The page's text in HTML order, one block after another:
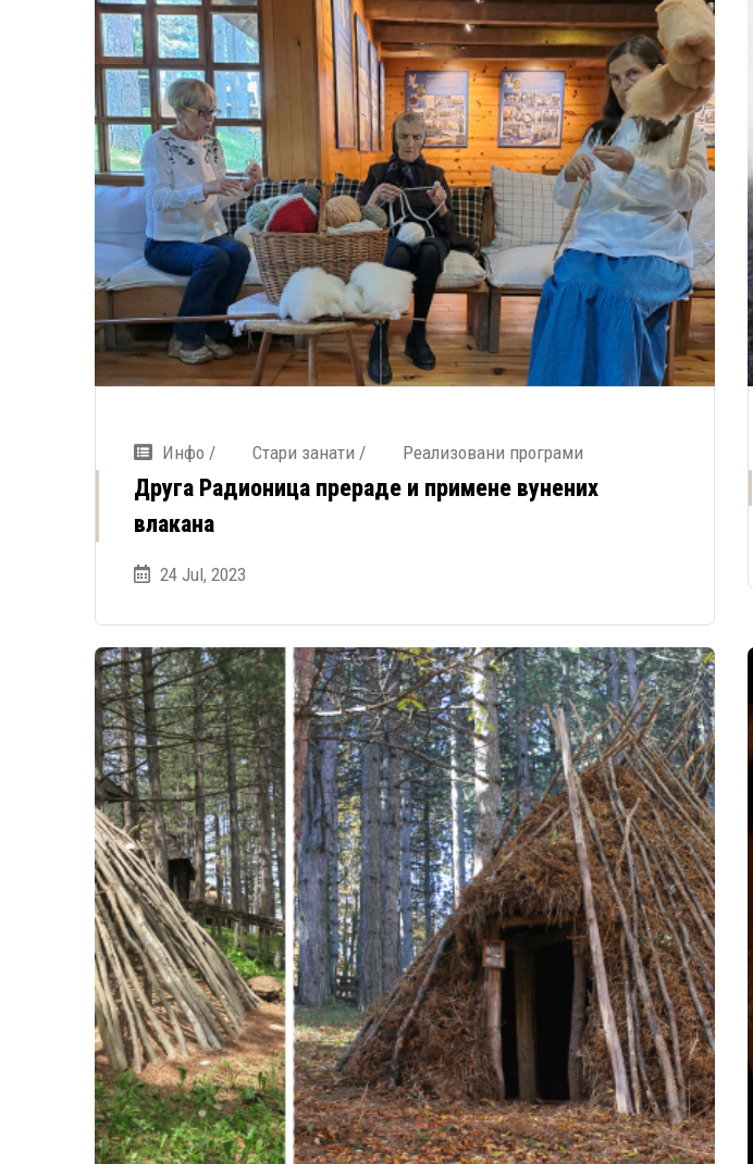
Инфо / Стари занати / Реализовани програми
Друга Радионица прераде и примене вунених
влакана
24 Jul, 2023